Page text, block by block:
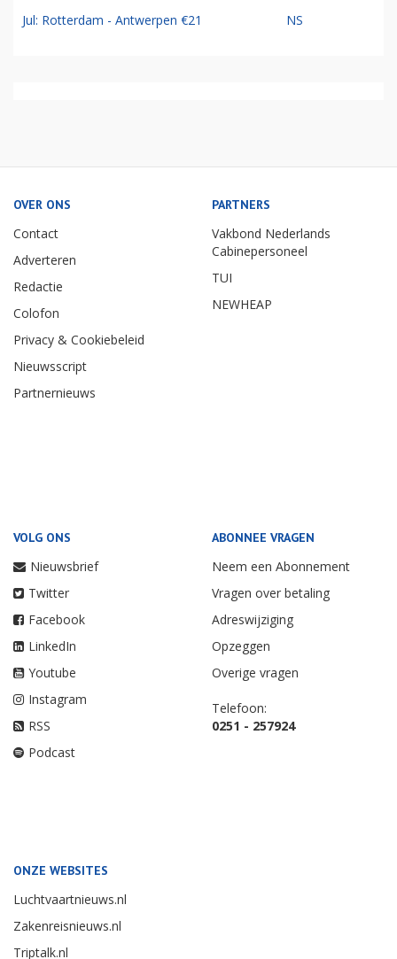
Jul: Rotterdam - Antwerpen €21 NS
OVER ONS
Contact
Adverteren
Redactie
Colofon
Privacy & Cookiebeleid
Nieuwsscript
Partnernieuws
PARTNERS
Vakbond Nederlands
Cabinepersoneel
TUI
NEWHEAP
VOLG ONS
Nieuwsbrief
Twitter
Facebook
LinkedIn
Youtube
Instagram
RSS
Podcast
ABONNEE VRAGEN
Neem een Abonnement
Vragen over betaling
Adreswijziging
Opzeggen
Overige vragen
Telefoon:
0251 - 257924
ONZE WEBSITES
Luchtvaartnieuws.nl
Zakenreisnieuws.nl
Triptalk.nl